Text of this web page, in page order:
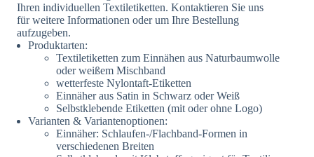
Ihren individuellen Textiletiketten. Kontaktieren Sie uns
für weitere Informationen oder um Ihre Bestellung
aufzugeben.
Produktarten:
Textiletiketten zum Einnähen aus Naturbaumwolle
oder weißem Mischband
wetterfeste Nylontaft-Etiketten
Einnäher aus Satin in Schwarz oder Weiß
Selbstklebende Etiketten (mit oder ohne Logo)
Varianten & Variantenoptionen:
Einnäher: Schlaufen-/Flachband-Formen in
verschiedenen Breiten